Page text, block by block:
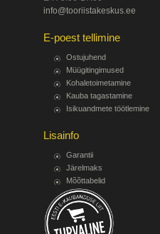
info@tooriistakeskus.ee
E-poest tellimine
Ostujuhend
Müügitingimused
Kohaletoimetamine
Kauba tagastamine
Isikuandmete töötlemine
Lisainfo
Garantii
Järelmaks
Mõõttabelid